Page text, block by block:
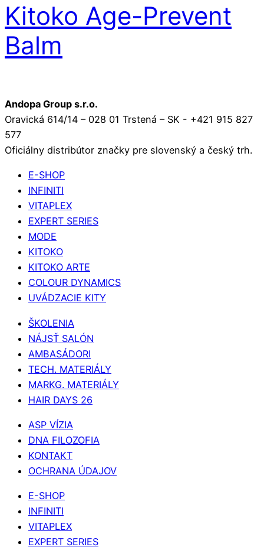
Kitoko Age-Prevent
Balm
Andopa Group s.r.o.
Oravická 614/14 – 028 01 Trstená – SK - +421 915 827
577
Oficiálny distribútor značky pre slovenský a český trh.
E-SHOP
INFINITI
VITAPLEX
EXPERT SERIES
MODE
KITOKO
KITOKO ARTE
COLOUR DYNAMICS
UVÁDZACIE KITY
ŠKOLENIA
NÁJSŤ SALÓN
AMBASÁDORI
TECH. MATERIÁLY
MARKG. MATERIÁLY
HAIR DAYS 26
ASP VÍZIA
DNA FILOZOFIA
KONTAKT
OCHRANA ÚDAJOV
E-SHOP
INFINITI
VITAPLEX
EXPERT SERIES